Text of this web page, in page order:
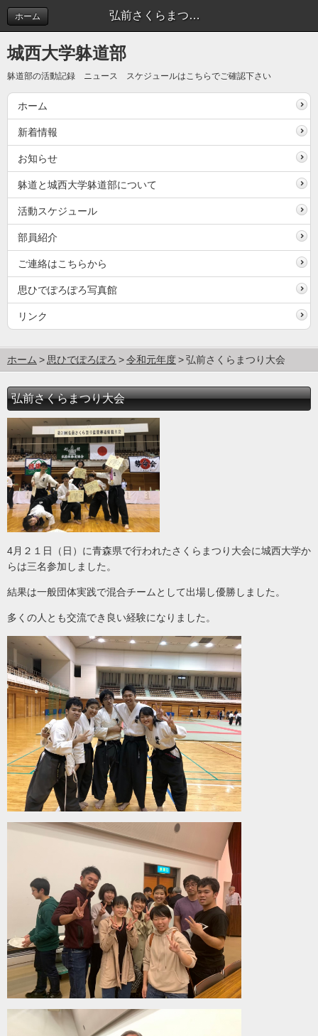
弘前さくらまつり大会
ホーム
城西大学躰道部
躰道部の活動記録 ニュース スケジュールはこちらでご確認下さい
ホーム
新着情報
お知らせ
躰道と城西大学躰道部について
活動スケジュール
部員紹介
ご連絡はこちらから
思ひでぽろぽろ写真館
リンク
ホーム 思ひでぽろぽろ 令和元年度 弘前さくらまつり大会
弘前さくらまつり大会
4月２１日（日）に青森県で行われたさくらまつり大会に城西大学か
らは三名参加しました。
結果は一般団体実践で混合チームとして出場し優勝しました。
多くの人とも交流でき良い経験になりました。